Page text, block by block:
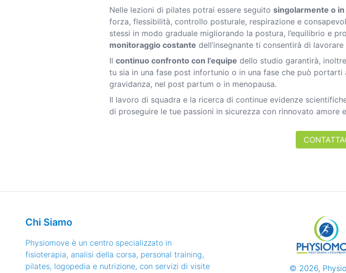
Nelle lezioni di pilates potrai essere seguito singolarmente o
forza, flessibilità, controllo posturale, respirazione e
stessi in modo graduale migliorando la postura, l’equilibrio e
monitoraggio costante dell’insegnante ti consentirà di
Il continuo confronto con l’equipe dello studio garantirà,
tu sia in una fase post infortunio o in una fase che può
gravidanza, nel post partum o in menopausa.
Il lavoro di squadra e la ricerca di continue evidenze
di proseguire le tue passioni in sicurezza con rinnovato amore
Chi Siamo
Physiomove è un centro specializzato in
fisioterapia, analisi della corsa, personal training,
pilates, logopedia e nutrizione, con servizi di visite
© 2026,